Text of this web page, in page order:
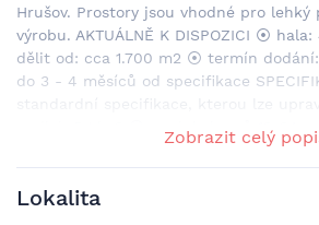
Hrušov. Prostory jsou vhodné pro lehký
výrobu. AKTUÁLNĚ K DISPOZICI ⦿
dělit od: cca 1.700 m2 ⦿ termín
do 3 - 4 měsíců od specifikace
standardní specifikace, kterou lze
podlah 5 t/m2 ⦿ modul sloupů 12x24 m
m ⦿ LED světla ⦿ sprinkler/ESFR ⦿
TIR, přímé vjezdy ⦿ haly lze upravit
výrobu ⦿ kancelářské a sociální zázemí
Zobrazit celý
Lokalita